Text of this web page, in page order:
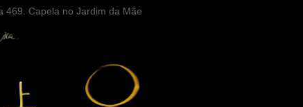
469. Capela no Jardim da Mãe